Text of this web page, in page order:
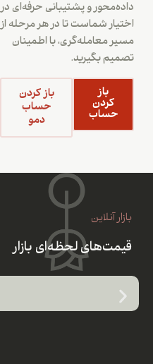
داده‌محور و پشتیبانی حرفه‌ای در
اختیار شماست تا در هر مرحله از
مسیر معامله‌گری، با اطمینان
تصمیم بگیرید.
باز
کردن
حساب
باز کردن
حساب
دمو
بازار آنلاین
قیمت‌های لحظه‌ای بازار